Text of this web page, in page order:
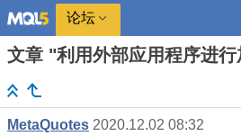
论坛
文章 "利用外部应用程序进
MetaQuotes 2020.12.02 08:32